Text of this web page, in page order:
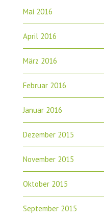
Mai 2016
April 2016
März 2016
Februar 2016
Januar 2016
Dezember 2015
November 2015
Oktober 2015
September 2015